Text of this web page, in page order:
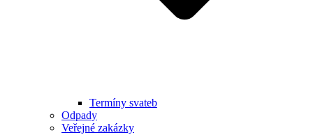
Termíny svateb
Odpady
Veřejné zakázky